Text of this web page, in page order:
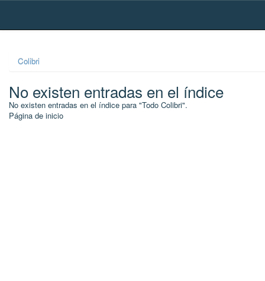
Skip
Colibri
No existen entradas en el índice
No existen entradas en el índice para "Todo Colibri".
Página de inicio